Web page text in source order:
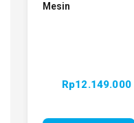
Mesin
Rp12.149.000